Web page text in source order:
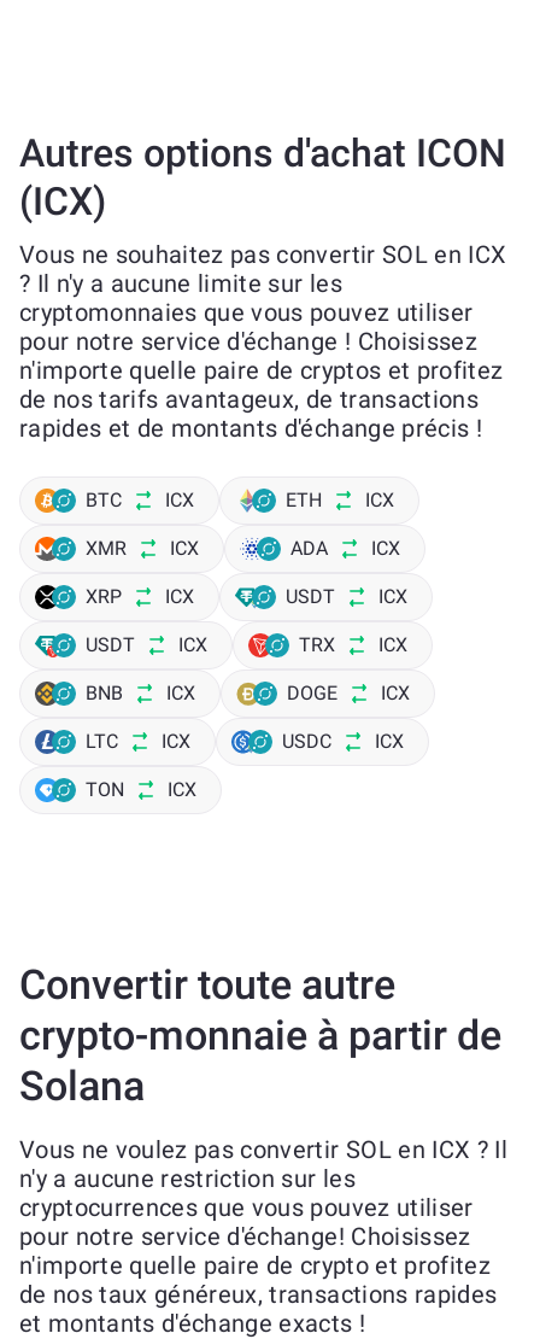
Autres options d'achat ICON
(ICX)
Vous ne souhaitez pas convertir SOL en ICX
? Il n'y a aucune limite sur les
cryptomonnaies que vous pouvez utiliser
pour notre service d'échange ! Choisissez
n'importe quelle paire de cryptos et profitez
de nos tarifs avantageux, de transactions
rapides et de montants d'échange précis !
BTC ICX ETH ICX
XMR ICX ADA ICX
XRP ICX USDT ICX
USDT ICX TRX ICX
BNB ICX DOGE ICX
LTC ICX USDC ICX
TON ICX
Convertir toute autre
crypto-monnaie à partir de
Solana
Vous ne voulez pas convertir SOL en ICX ? Il
n'y a aucune restriction sur les
cryptocurrences que vous pouvez utiliser
pour notre service d'échange! Choisissez
n'importe quelle paire de crypto et profitez
de nos taux généreux, transactions rapides
et montants d'échange exacts !